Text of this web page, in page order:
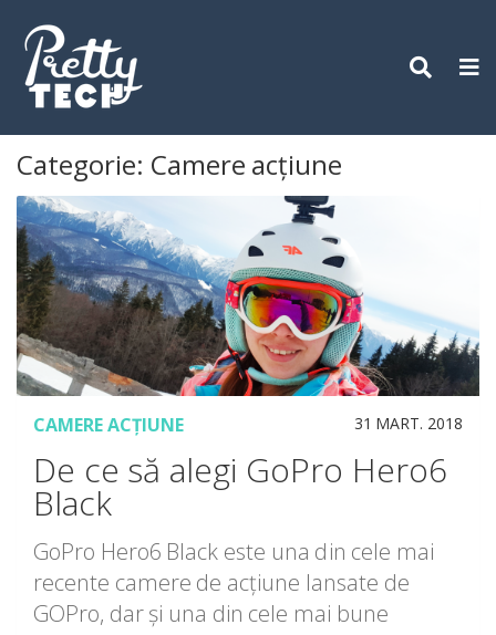
content
Categorie: Camere acțiune
CAMERE ACȚIUNE 31 MART. 2018
De ce să alegi GoPro Hero6
Black
GoPro Hero6 Black este una din cele mai
recente camere de acțiune lansate de
GOPro, dar și una din cele mai bune